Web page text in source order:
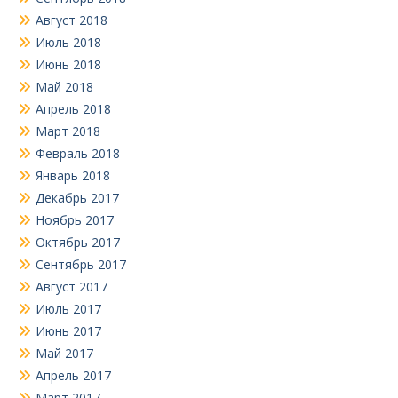
Август 2018
Июль 2018
Июнь 2018
Май 2018
Апрель 2018
Март 2018
Февраль 2018
Январь 2018
Декабрь 2017
Ноябрь 2017
Октябрь 2017
Сентябрь 2017
Август 2017
Июль 2017
Июнь 2017
Май 2017
Апрель 2017